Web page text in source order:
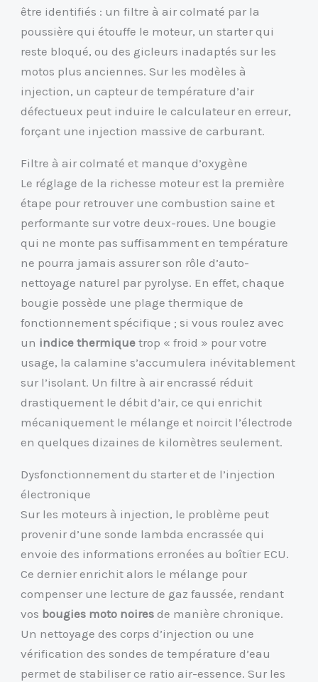
être identifiés : un filtre à air colmaté par la
poussière qui étouffe le moteur, un starter qui
reste bloqué, ou des gicleurs inadaptés sur les
motos plus anciennes. Sur les modèles à
injection, un capteur de température d’air
défectueux peut induire le calculateur en erreur,
forçant une injection massive de carburant.
Filtre à air colmaté et manque d’oxygène
Le réglage de la richesse moteur est la première
étape pour retrouver une combustion saine et
performante sur votre deux-roues. Une bougie
qui ne monte pas suffisamment en température
ne pourra jamais assurer son rôle d’auto-
nettoyage naturel par pyrolyse. En effet, chaque
bougie possède une plage thermique de
fonctionnement spécifique ; si vous roulez avec
un indice thermique trop « froid » pour votre
usage, la calamine s’accumulera inévitablement
sur l’isolant. Un filtre à air encrassé réduit
drastiquement le débit d’air, ce qui enrichit
mécaniquement le mélange et noircit l’électrode
en quelques dizaines de kilomètres seulement.
Dysfonctionnement du starter et de l’injection
électronique
Sur les moteurs à injection, le problème peut
provenir d’une sonde lambda encrassée qui
envoie des informations erronées au boîtier ECU.
Ce dernier enrichit alors le mélange pour
compenser une lecture de gaz faussée, rendant
vos bougies moto noires de manière chronique.
Un nettoyage des corps d’injection ou une
vérification des sondes de température d’eau
permet de stabiliser ce ratio air-essence. Sur les